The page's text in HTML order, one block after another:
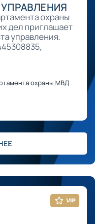
охраны
дел приглашает
управления.
охраны МВД